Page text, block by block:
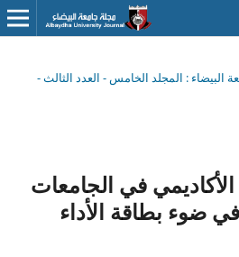
مجلة جامعة البيضاء : المجلد الخامس - العدد الثالث -
الأكاديمي في الجامعات
ضوء بطاقة الأداء